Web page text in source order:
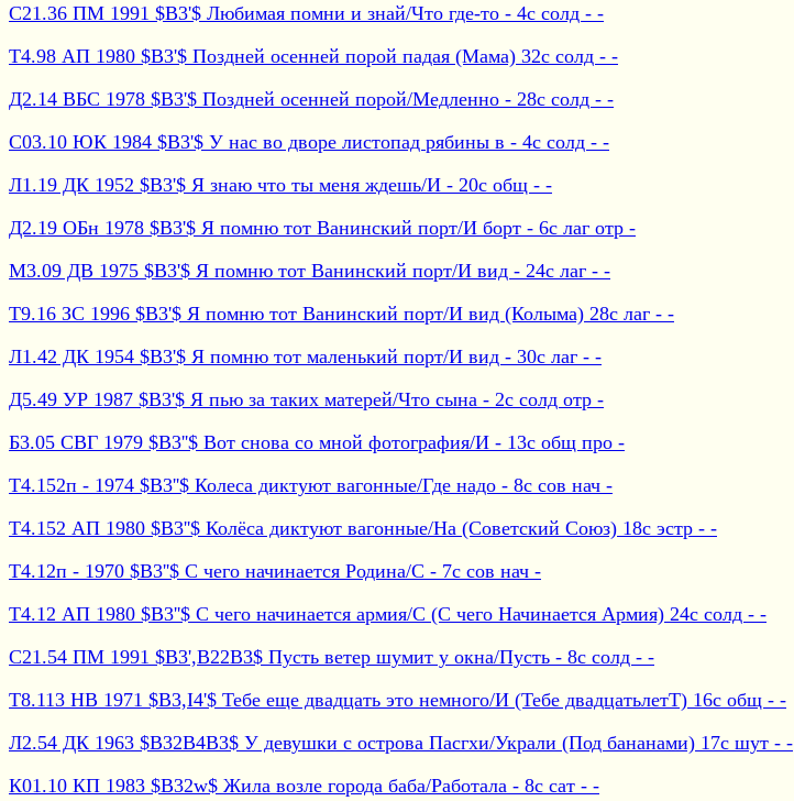
С21.36 ПМ 1991 $B3'$ Любимая помни и знай/Что где-то - 4с солд - -
Т4.98 АП 1980 $B3'$ Поздней осенней порой падая (Мама) 32с солд - -
Д2.14 ВБС 1978 $B3'$ Поздней осенней порой/Медленно - 28с солд - -
С03.10 ЮК 1984 $B3'$ У нас во дворе листопад рябины в - 4с солд - -
Л1.19 ДК 1952 $B3'$ Я знаю что ты меня ждешь/И - 20с общ - -
Д2.19 ОБн 1978 $B3'$ Я помню тот Ванинский порт/И борт - 6с лаг отр -
М3.09 ДВ 1975 $B3'$ Я помню тот Ванинский порт/И вид - 24с лаг - -
Т9.16 ЗС 1996 $B3'$ Я помню тот Ванинский порт/И вид (Колыма) 28с лаг - -
Л1.42 ДК 1954 $B3'$ Я помню тот маленький порт/И вид - 30с лаг - -
Д5.49 УР 1987 $B3'$ Я пью за таких матерей/Что сына - 2с солд отр -
Б3.05 СВГ 1979 $B3''$ Вот снова со мной фотография/И - 13с общ про -
Т4.152п - 1974 $B3''$ Колеса диктуют вагонные/Где надо - 8с сов нач -
Т4.152 АП 1980 $B3''$ Колёса диктуют вагонные/На (Советский Союз) 18с эстр - -
Т4.12п - 1970 $B3''$ С чего начинается Родина/С - 7с сов нач -
Т4.12 АП 1980 $B3''$ С чего начинается армия/С (С чего Начинается Армия) 24с солд - -
С21.54 ПМ 1991 $B3',B22B3$ Пусть ветер шумит у окна/Пусть - 8с солд - -
Т8.113 НВ 1971 $B3,I4'$ Тебе еще двадцать это немного/И (Тебе двадцатьлетТ) 16с общ - -
Л2.54 ДК 1963 $B32B4B3$ У девушки с острова Пасгхи/Украли (Под бананами) 17с шут - -
К01.10 КП 1983 $B32w$ Жила возле города баба/Работала - 8с сат - -